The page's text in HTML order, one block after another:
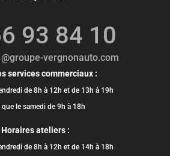
93 84 10
vergnonauto.com
services commerciaux :
de 8h à 12h et de 13h à 19h
que le samedi de 9h à 18h
Horaires ateliers :
de 8h à 12h et de 14h à 18h